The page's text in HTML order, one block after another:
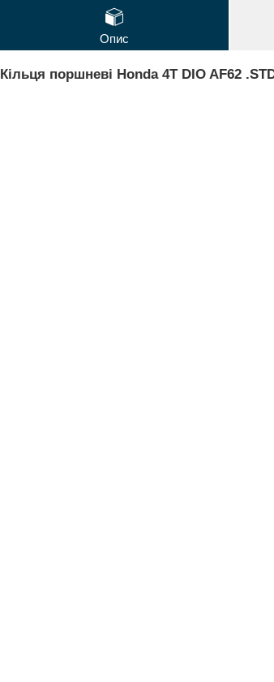
Опис
Кільця поршневі Honda 4T DIO AF62